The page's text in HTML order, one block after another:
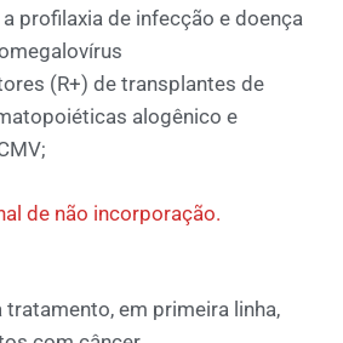
profilaxia de infecção e doença
(R+) de transplantes de
alogênico e
de não incorporação.
em primeira linha,